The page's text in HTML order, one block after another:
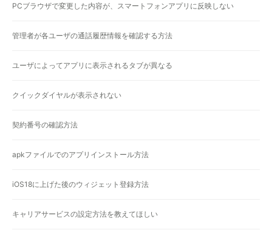
PCブラウザで変更した内容が、スマートフォンアプリに反映しない
管理者が各ユーザの通話履歴情報を確認する方法
ユーザによってアプリに表示されるタブが異なる
クイックダイヤルが表示されない
契約番号の確認方法
apkファイルでのアプリインストール方法
iOS18に上げた後のウィジェット登録方法
キャリアサービスの設定方法を教えてほしい